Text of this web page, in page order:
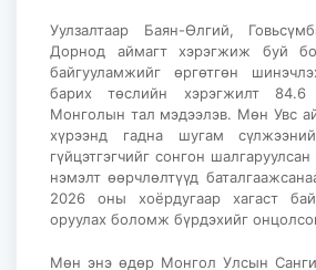
Уулзалтаар Баян-Өлгий,
Дорнод аймагт хэрэгжиж буй
байгууламжийг өргөтгөн
барих төслийн хэрэгжилт 84.6
Монголын тал мэдээлэв. Мөн Увс
хүрээнд гадна шугам
гүйцэтгэгчийг сонгон
нэмэлт өөрчлөлтүүд
2026 оны хоёрдугаар хагаст
оруулах боломж бүрдэхийг
Мөн энэ өдөр Монгол Улсын